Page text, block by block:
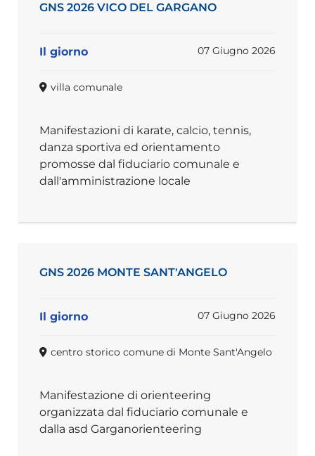
GNS 2026 VICO DEL GARGANO
Il giorno 07 Giugno 2026
villa comunale
Manifestazioni di karate, calcio, tennis,
danza sportiva ed orientamento
promosse dal fiduciario comunale e
dall'amministrazione locale
GNS 2026 MONTE SANT'ANGELO
Il giorno 07 Giugno 2026
centro storico comune di Monte Sant'Angelo
Manifestazione di orienteering
organizzata dal fiduciario comunale e
dalla asd Garganorienteering